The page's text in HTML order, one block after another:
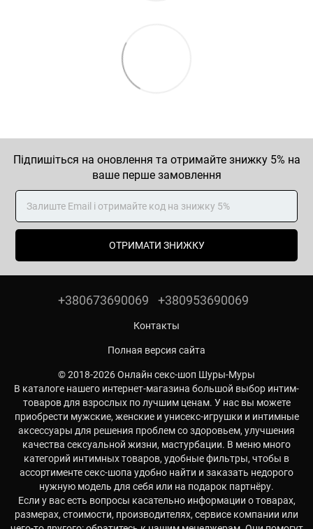
Підпишіться на оновлення та отримайте знижку 5% на
ваше перше замовлення
ОТРИМАТИ ЗНИЖКУ
+380673690069 +380953690069
Контакты
Полная версия сайта
© 2018-2026 Онлайн секс-шоп Шуры-Муры
В каталоге нашего интернет-магазина большой выбор интим-
товаров для взрослых по лучшим ценам. У нас вы можете
приобрести мужские, женские и унисекс-игрушки и интимные
аксессуары для решения проблем со здоровьем, улучшения
качества сексуальной жизни, мастурбации. В меню много
категорий интимных товаров, удобные фильтры, чтобы в
ассортименте секс-шопа удобно найти и заказать недорого
нужную модель для себя или на подарок партнёру.
Если у вас есть вопросы касательно информации о товарах,
размерах, стоимости, производителях, сервисе компании или